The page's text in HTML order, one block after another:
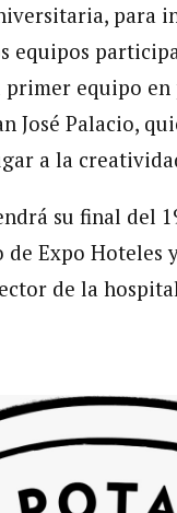
para
equipos
primer equipo en
José Palacio,
a la
su final del
Expo Hoteles
de la